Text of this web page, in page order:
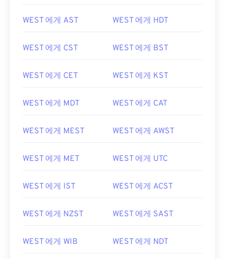
WEST 에게 AST WEST 에게 HDT
WEST 에게 CST WEST 에게 BST
WEST 에게 CET WEST 에게 KST
WEST 에게 MDT WEST 에게 CAT
WEST 에게 MEST WEST 에게 AWST
WEST 에게 MET WEST 에게 UTC
WEST 에게 IST WEST 에게 ACST
WEST 에게 NZST WEST 에게 SAST
WEST 에게 WIB WEST 에게 NDT